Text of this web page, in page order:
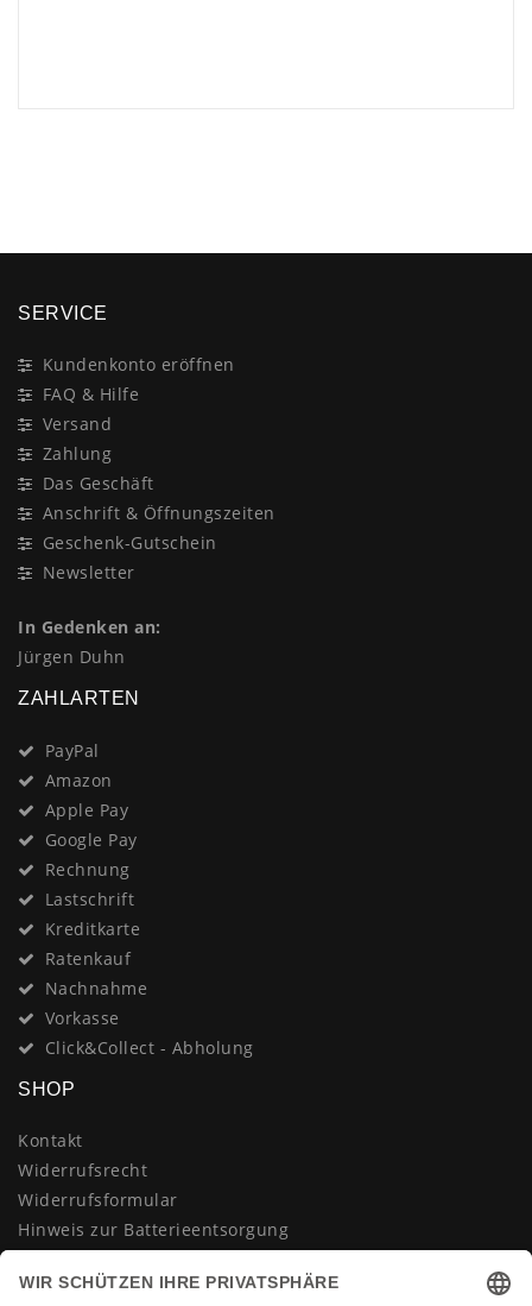
SERVICE
Kundenkonto eröffnen
FAQ & Hilfe
Versand
Zahlung
Das Geschäft
Anschrift & Öffnungszeiten
Geschenk-Gutschein
Newsletter
In Gedenken an:
Jürgen Duhn
ZAHLARTEN
PayPal
Amazon
Apple Pay
Google Pay
Rechnung
Lastschrift
Kreditkarte
Ratenkauf
Nachnahme
Vorkasse
Click&Collect - Abholung
SHOP
Kontakt
Widerrufsrecht
Widerrufsformular
Hinweis zur Batterieentsorgung
AGB